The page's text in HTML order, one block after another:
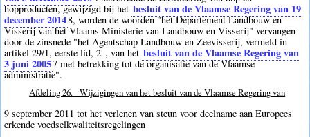
hopproducten, gewijzigd bij het besluit van de Vlaamse Regering van 19
december 20148, worden de woorden "het Departement Landbouw en
Visserij van het Vlaams Ministerie van Landbouw en Visserij" vervangen
door de zinsnede "het Agentschap Landbouw en Zeevisserij, vermeld in
artikel 29/1, eerste lid, 2°, van het besluit van de Vlaamse Regering van
3 juni 20057 met betrekking tot de organisatie van de Vlaamse
administratie".
Afdeling 26. - Wijzigingen van het besluit van de Vlaamse Regering van
9 september 2011 tot het verlenen van steun voor deelname aan Europees
erkende voedselkwaliteitsregelingen